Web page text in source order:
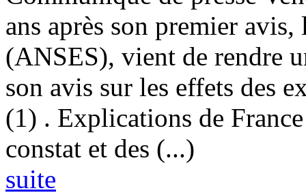
ans après son premier avis,
(ANSES), vient de rendre
son avis sur les effets des
(1) . Explications de
constat et des (...)
suite